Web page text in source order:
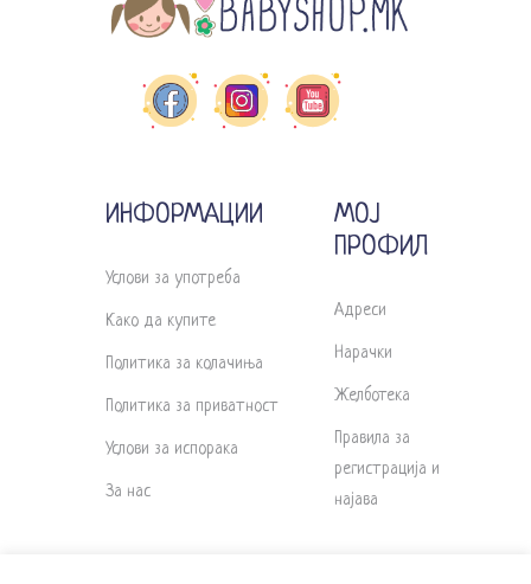
ИНФОРМАЦИИ
Услови за употреба
Како да купите
Политика за колачиња
Политика за приватност
Услови за испорака
За нас
МОЈ
ПРОФИЛ
Адреси
Нарачки
Желботека
Правила за
регистрација и
најава